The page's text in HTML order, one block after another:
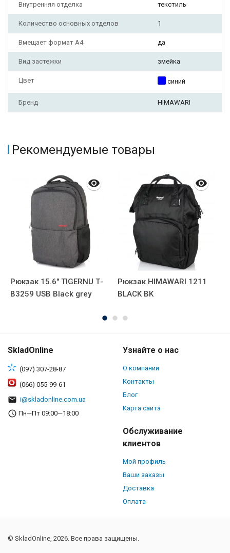
Внутренняя отделка текстиль
Количество основных отделов 1
Вмещает формат А4 да
Вид застежки змейка
Цвет синий
Бренд HIMAWARI
Рекомендуемые товары
Рюкзак 15.6" TIGERNU Т-
В3259 USB Black grey
Рюкзак HIMAWARI 1211
BLACK BK
SkladOnline
(097) 307-28-87
(066) 055-99-61
i@skladonline.com.ua
Пн—Пт 09:00—18:00
Узнайте о нас
О компании
Контакты
Блог
Карта сайта
Обслуживание
клиентов
Мой профиль
Ваши заказы
Доставка
Оплата
© SkladOnline, 2026. Все права защищены.